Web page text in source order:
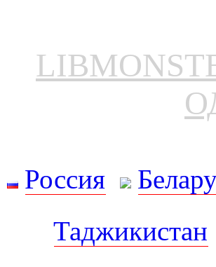
Россия
Таджикистан